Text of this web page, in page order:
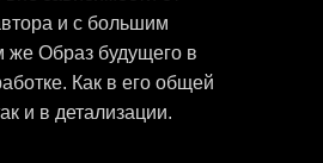
и с большим
же Образ будущего в
Как в его общей
и в детализации.